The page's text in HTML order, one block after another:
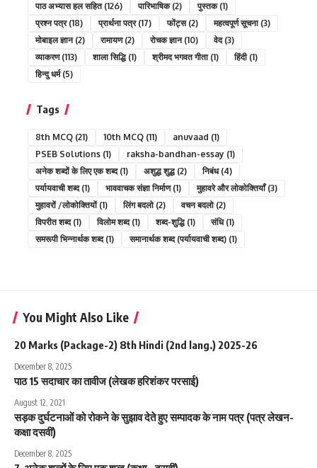
पाठ अभ्यास हल सहित(126) पारिभाषिक(2) पुस्तक(1)
प्रश्न पत्र(18) प्रार्थना पत्र(17) फोंट्स(2) महत्वपूर्ण सूचना(3)
मोबाइल ज्ञान(2) रामायण(2) रोचक ज्ञान(10) वेद(3)
व्याकरण(113) शाला सिद्धि(1) श्रीमद भगवत गीता(1) हिंदी(1)
हिन्दु धर्म(5)
Tags
8th MCQ (21) 10th MCQ (11) anuvaad (1)
PSEB Solutions (1) raksha-bandhan-essay (1)
अनेक शब्दों के लिए एक शब्द(1) अशुद्ध शुद्ध(2) निबंध(4)
पर्यायवाची शब्द(1) भाववाचक संज्ञा निर्माण(1) मुहावरे और लोकोक्तियाँ(3)
मुहावरों /लोकोक्तियों(1) लिंग बदलो(2) वचन बदलो(2)
विपरीत शब्द(1) विलोम शब्द(1) शब्द-शुद्धि(1) संधि(1)
समरूपी भिन्नार्थक शब्द(1) समानार्थक शब्द (पर्यायवाची शब्द) (1)
You Might Also Like
20 Marks (Package-2) 8th Hindi (2nd lang.) 2025-26
December 8, 2025
पाठ 15 सदाचार का तावीज (लेखक हरिशंकर परसाई)
August 12, 2021
सड़क दुर्घटनाओं को रोकने के सुझाव देते हुए सम्पादक के नाम पत्र (पत्र लेखन-
कक्षा दसवीं)
December 8, 2025